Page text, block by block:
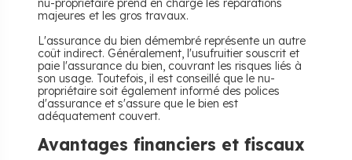
nu-propriétaire prend en charge les réparations
majeures et les gros travaux.
L'assurance du bien démembré représente un autre
coût indirect. Généralement, l'usufruitier souscrit et
paie l'assurance du bien, couvrant les risques liés à
son usage. Toutefois, il est conseillé que le nu-
propriétaire soit également informé des polices
d'assurance et s'assure que le bien est
adéquatement couvert.
Avantages financiers et fiscaux